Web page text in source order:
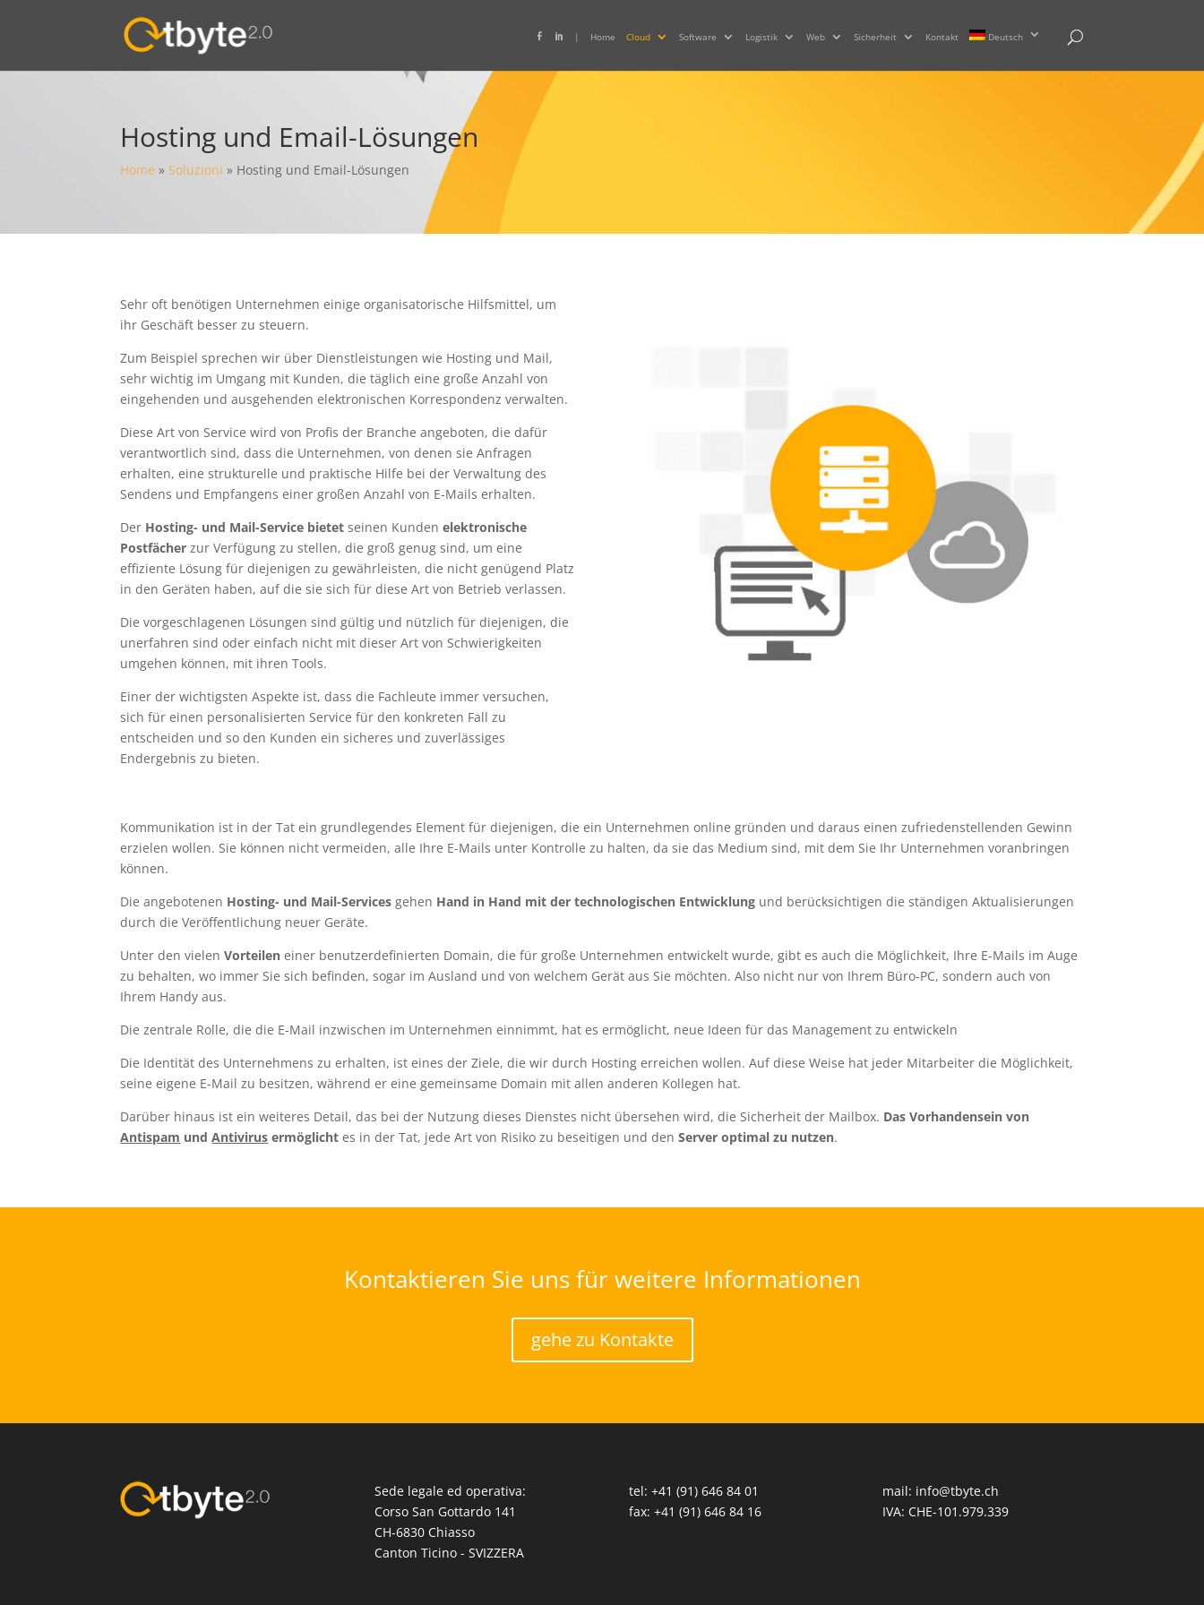
  | Home Cloud Software Logistik Web Sicherheit Kontakt Deutsch
Hosting und Email-Lösungen
Home » Soluzioni » Hosting und Email-Lösungen
Sehr oft benötigen Unternehmen einige organisatorische Hilfsmittel, um
ihr Geschäft besser zu steuern.
Zum Beispiel sprechen wir über Dienstleistungen wie Hosting und Mail,
sehr wichtig im Umgang mit Kunden, die täglich eine große Anzahl von
eingehenden und ausgehenden elektronischen Korrespondenz verwalten.
Diese Art von Service wird von Profis der Branche angeboten, die dafür
verantwortlich sind, dass die Unternehmen, von denen sie Anfragen
erhalten, eine strukturelle und praktische Hilfe bei der Verwaltung des
Sendens und Empfangens einer großen Anzahl von E-Mails erhalten.
Der Hosting- und Mail-Service bietet seinen Kundenelektronische
Postfächer zur Verfügung zu stellen, die groß genug sind, um eine
effiziente Lösung für diejenigen zu gewährleisten, die nicht genügend Platz
in den Geräten haben, auf die sie sich für diese Art von Betrieb verlassen.
Die vorgeschlagenen Lösungen sind gültig und nützlich für diejenigen, die
unerfahren sind oder einfach nicht mit dieser Art von Schwierigkeiten
umgehen können, mit ihren Tools.
Einer der wichtigsten Aspekte ist, dass die Fachleute immer versuchen,
sich für einen personalisierten Service für den konkreten Fall zu
entscheiden und so den Kunden ein sicheres und zuverlässiges
Endergebnis zu bieten.
Kommunikation ist in der Tat ein grundlegendes Element für diejenigen, die ein Unternehmen online gründen und daraus einen zufriedenstellenden Gewinn
erzielen wollen. Sie können nicht vermeiden, alle Ihre E-Mails unter Kontrolle zu halten, da sie das Medium sind, mit dem Sie Ihr Unternehmen voranbringen
können.
Die angebotenen Hosting- und Mail-Services gehen Hand in Hand mit der technologischen Entwicklung und berücksichtigen die ständigen Aktualisierungen
durch die Veröffentlichung neuer Geräte.
Unter den vielenVorteilen einer benutzerdefinierten Domain, die für große Unternehmen entwickelt wurde, gibt es auch die Möglichkeit, Ihre E-Mails im Auge
zu behalten, wo immer Sie sich befinden, sogar im Ausland und von welchem Gerät aus Sie möchten. Also nicht nur von Ihrem Büro-PC, sondern auch von
Ihrem Handy aus.
Die zentrale Rolle, die die E-Mail inzwischen im Unternehmen einnimmt, hat es ermöglicht, neue Ideen für das Management zu entwickeln
Die Identität des Unternehmens zu erhalten, ist eines der Ziele, die wir durch Hosting erreichen wollen. Auf diese Weise hat jeder Mitarbeiter die Möglichkeit,
seine eigene E-Mail zu besitzen, während er eine gemeinsame Domain mit allen anderen Kollegen hat.
Darüber hinaus ist ein weiteres Detail, das bei der Nutzung dieses Dienstes nicht übersehen wird, die Sicherheit der Mailbox. Das Vorhandensein von
Antispam und Antivirus ermöglicht es in der Tat, jede Art von Risiko zu beseitigen und denServer optimal zu nutzen.
Kontaktieren Sie uns für weitere Informationen
gehe zu Kontakte
Sede legale ed operativa:
Corso San Gottardo 141
CH-6830 Chiasso
Canton Ticino - SVIZZERA
tel: +41 (91) 646 84 01
fax: +41 (91) 646 84 16
mail: info@tbyte.ch
IVA: CHE-101.979.339